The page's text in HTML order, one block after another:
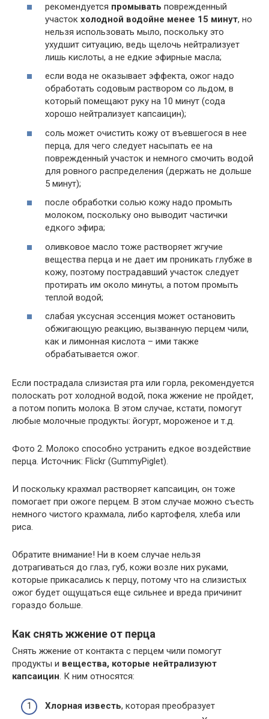
рекомендуется промывать поврежденный
участок холодной водойне менее 15 минут, но
нельзя использовать мыло, поскольку это
ухудшит ситуацию, ведь щелочь нейтрализует
лишь кислоты, а не едкие эфирные масла;
если вода не оказывает эффекта, ожог надо
обработать содовым раствором со льдом, в
который помещают руку на 10 минут (сода
хорошо нейтрализует капсаицин);
соль может очистить кожу от въевшегося в нее
перца, для чего следует насыпать ее на
поврежденный участок и немного смочить водой
для ровного распределения (держать не дольше
5 минут);
после обработки солью кожу надо промыть
молоком, поскольку оно выводит частички
едкого эфира;
оливковое масло тоже растворяет жгучие
вещества перца и не дает им проникать глубже в
кожу, поэтому пострадавший участок следует
протирать им около минуты, а потом промыть
теплой водой;
слабая уксусная эссенция может остановить
обжигающую реакцию, вызванную перцем чили,
как и лимонная кислота – ими также
обрабатывается ожог.
Если пострадала слизистая рта или горла, рекомендуется
полоскать рот холодной водой, пока жжение не пройдет,
а потом попить молока. В этом случае, кстати, помогут
любые молочные продукты: йогурт, мороженое и т.д.
Фото 2. Молоко способно устранить едкое воздействие
перца. Источник: Flickr (GummyPiglet).
И поскольку крахмал растворяет капсаицин, он тоже
помогает при ожоге перцем. В этом случае можно съесть
немного чистого крахмала, либо картофеля, хлеба или
риса.
Обратите внимание! Ни в коем случае нельзя
дотрагиваться до глаз, губ, кожи возле них руками,
которые прикасались к перцу, потому что на слизистых
ожог будет ощущаться еще сильнее и вреда причинит
гораздо больше.
Как снять жжение от перца
Снять жжение от контакта с перцем чили помогут
продукты и вещества, которые нейтрализуют
капсаицин. К ним относятся:
Хлорная известь, которая преобразует